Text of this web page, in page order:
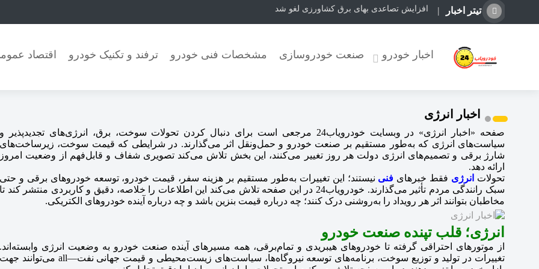
تیتر اخبار افزایش تصاعدی بهای برق کشاورزی لغو شد
اخبار خودرو صنعت خودروسازی مشخصات فنی خودرو ترفند و تکنیک خودرو اقتصاد
اخبار انرژی
صفحه «اخبار انرژی» در وبسایت خودرویاب24 مرجعی است برای دنبال کردن تحولات سوخت، برق، انرژی‌های تجدیدپذیر و
سیاست‌های انرژی که به‌طور مستقیم بر صنعت خودرو و حمل‌ونقل اثر می‌گذارند. در شرایطی که قیمت سوخت، زیرساخت‌های
شارژ برقی و تصمیم‌های انرژی دولت هر روز تغییر می‌کنند، این بخش تلاش می‌کند تصویری شفاف و قابل‌فهم از وضعیت امروز
ارائه دهد.
تحولات انرژی فقط خبرهای فنی نیستند؛ این تغییرات به‌طور مستقیم بر هزینه سفر، قیمت خودرو، توسعه خودروهای برقی و حتی
سبک رانندگی مردم تأثیر می‌گذارند. خودرویاب24 در این صفحه تلاش می‌کند این اطلاعات را خلاصه، دقیق و کاربردی منتشر کند تا
مخاطبان بتوانند اثر هر رویداد را به‌روشنی درک کنند؛ چه درباره قیمت بنزین باشد و چه درباره آینده خودروهای الکتریکی.
انرژی؛ قلب تپنده صنعت خودرو
از موتورهای احتراقی گرفته تا خودروهای هیبریدی و تمام‌برقی، همه مسیرهای آینده صنعت خودرو به وضعیت انرژی وابسته‌اند.
تغییرات در تولید و توزیع سوخت، برنامه‌های توسعه نیروگاه‌ها، سیاست‌های زیست‌محیطی و قیمت جهانی نفت—all می‌توانند جهت